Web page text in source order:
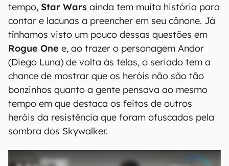
tempo, Star Wars ainda tem muita história para
contar e lacunas a preencher em seu cânone. Já
tínhamos visto um pouco dessas questões em
Rogue One e, ao trazer o personagem Andor
(Diego Luna) de volta às telas, o seriado tem a
chance de mostrar que os heróis não são tão
bonzinhos quanto a gente pensava ao mesmo
tempo em que destaca os feitos de outros
heróis da resistência que foram ofuscados pela
sombra dos Skywalker.